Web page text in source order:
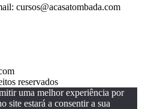
cursos@acasatombada.com
reservados
uma melhor experiência por
site estará a consentir a sua